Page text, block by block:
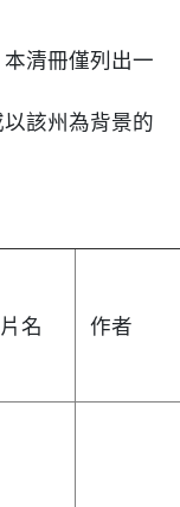
清冊僅列出一
該州為背景的
名 作者